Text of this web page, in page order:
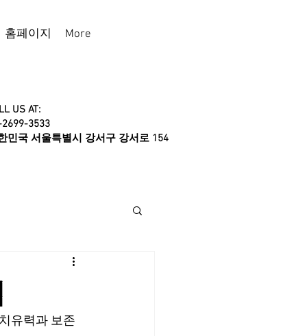
홈페이지 More
US AT:
3533
민국 서울특별시 강서구 강서로 154
유력과 보존